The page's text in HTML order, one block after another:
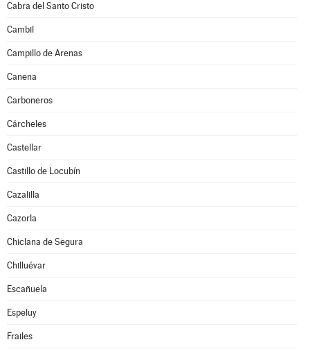
Cabra del Santo Cristo
Cambil
Campillo de Arenas
Canena
Carboneros
Cárcheles
Castellar
Castillo de Locubín
Cazalilla
Cazorla
Chiclana de Segura
Chilluévar
Escañuela
Espeluy
Frailes